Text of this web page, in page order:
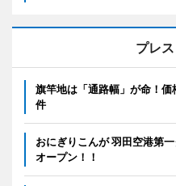
プレ
旗竿地は「通路幅」が命！
件
おにぎりこんが 羽田空港第
オープン！！